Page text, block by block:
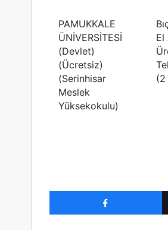
PAMUKKALE
ÜNİVERSİTESİ
(Devlet)
(Ücretsiz)
(Serinhisar
Meslek
Yüksekokulu)
El
(2